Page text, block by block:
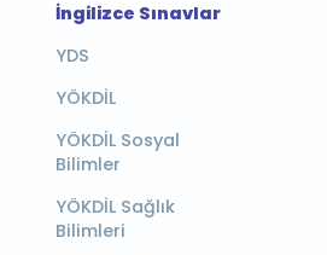
İngilizce Sınavlar
YDS
YÖKDİL
YÖKDİL Sosyal
Bilimler
YÖKDİL Sağlık
Bilimleri